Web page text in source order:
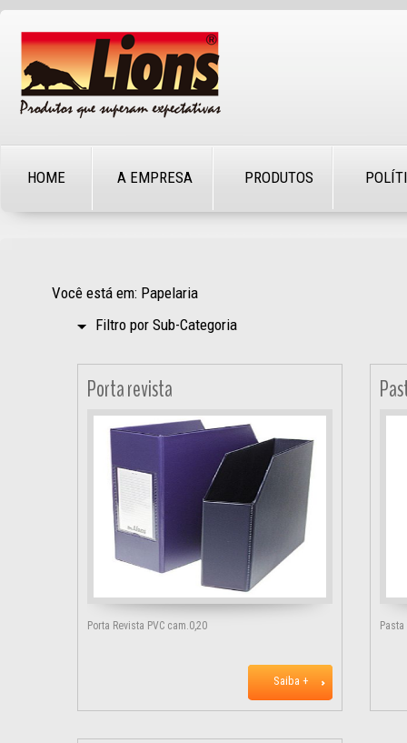
HOME A EMPRESA PRODUTOS
Você está em: Papelaria
Filtro por Sub-Categoria
Porta revista
Porta Revista PVC cam.0,20
Saiba +